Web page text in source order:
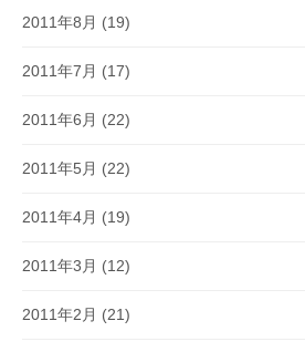
2011年8月 (19)
2011年7月 (17)
2011年6月 (22)
2011年5月 (22)
2011年4月 (19)
2011年3月 (12)
2011年2月 (21)